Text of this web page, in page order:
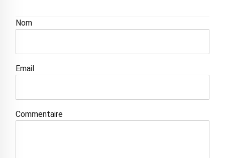
Nom
Email
Commentaire